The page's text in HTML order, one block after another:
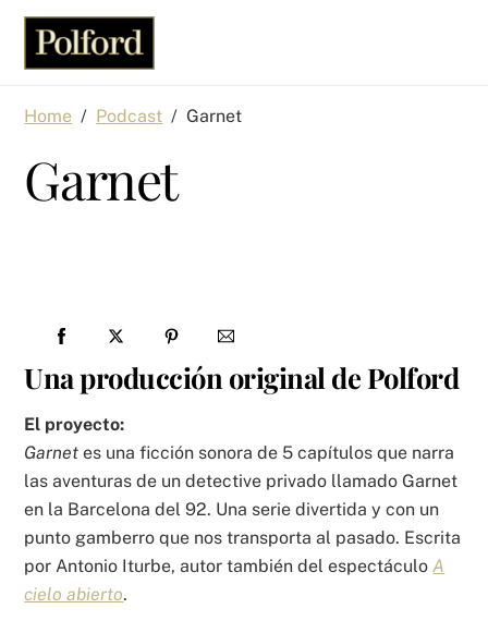
Skip
content
Home / Podcast / Garnet
Garnet
Una producción original de Polford
El proyecto:
Garnet es una ficción sonora de 5 capítulos que narra
las aventuras de un detective privado llamado Garnet
en la Barcelona del 92. Una serie divertida y con un
punto gamberro que nos transporta al pasado. Escrita
por Antonio Iturbe, autor también del espectáculoA
cielo abierto.